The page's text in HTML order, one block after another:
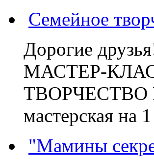
Семейное
Дорогие
МАСТЕР-
ТВОРЧЕСТВО В
мастерская
"Мамины